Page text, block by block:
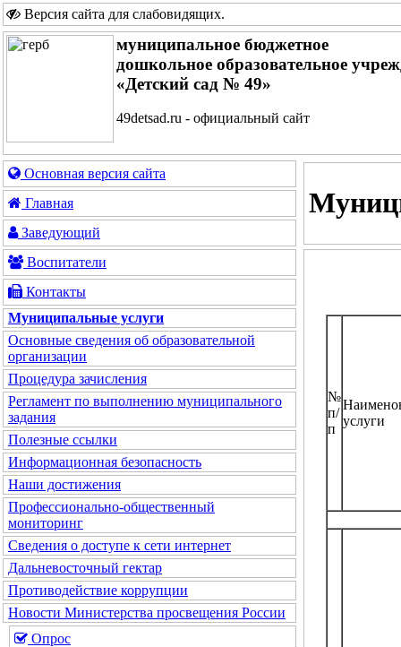
Версия сайта для слабовидящих.
муниципальное бюджетное
дошкольное образовательное
«Детский сад № 49»
49detsad.ru - официальный сайт
Основная версия сайта
Главная
Заведующий
Воспитатели
Контакты
Муниципальные услуги
Основные сведения об образовательной
организации
Процедура зачисления
Регламент по выполнению муниципального
задания
Полезные ссылки
Информационная безопасность
Наши достижения
Профессионально-общественный
мониторинг
Сведения о доступе к сети интернет
Дальневосточный гектар
Противодействие коррупции
Новости Министерства просвещения России
Опрос
№
п/
п
услуги